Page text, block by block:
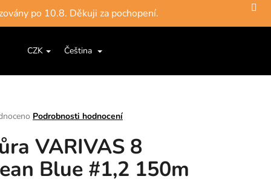
po 10.8. Děkuji za pochopení.
a šňůry Jigové hlavičky, háčky
CZK Čeština
Přihlášení
košík
Podrobnosti hodnocení
VARIVAS 8
Blue #1,2 150m